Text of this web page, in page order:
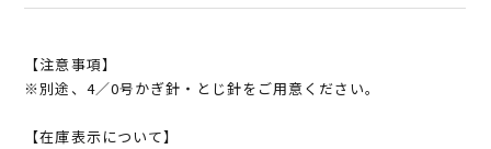
【注意事項】
※別途、4／0号かぎ針・とじ針をご用意ください。
【在庫表示について】